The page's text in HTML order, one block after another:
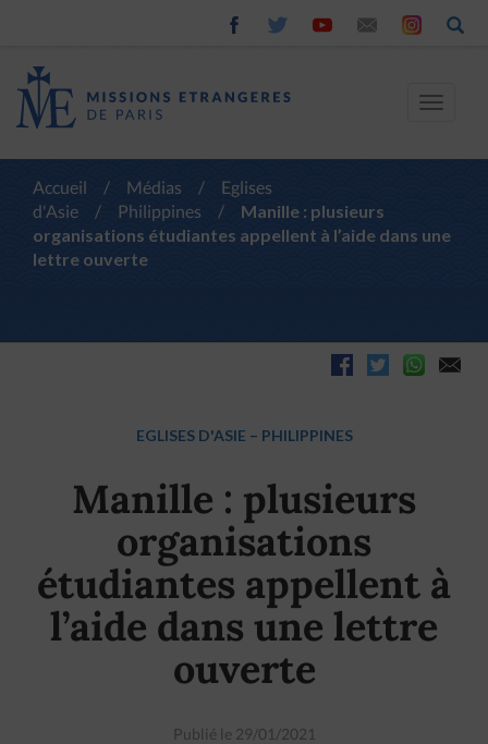
Toggle
Accueil / Médias /
Eglises
d'Asie
/ Philippines /
Manille : plusieurs
organisations étudiantes appellent à l’aide dans une
lettre ouverte
EGLISES D'ASIE – PHILIPPINES
Manille : plusieurs
organisations
étudiantes appellent à
l’aide dans une lettre
ouverte
Publié le 29/01/2021